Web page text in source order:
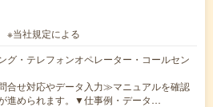
当社規定による
グ・テレフォンオペレーター・コールセン
合せ対応やデータ入力≫マニュアルを確認
進められます。▼仕事例・データ…